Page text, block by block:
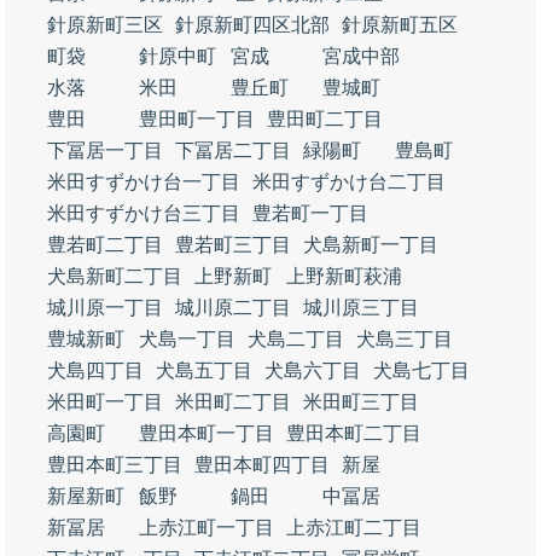
針原新町三区
針原新町四区北部
針原新町五区
町袋
針原中町 宮成
宮成中部
水落
米田 豊丘町
豊城町
豊田
豊田町一丁目
豊田町二丁目
下冨居一丁目
下冨居二丁目 緑陽町
豊島町
米田すずかけ台一丁目
米田すずかけ台二丁目
米田すずかけ台三丁目
豊若町一丁目
豊若町二丁目
豊若町三丁目
犬島新町一丁目
犬島新町二丁目
上野新町
上野新町萩浦
城川原一丁目
城川原二丁目
城川原三丁目
豊城新町
犬島一丁目 犬島二丁目
犬島三丁目
犬島四丁目
犬島五丁目 犬島六丁目
犬島七丁目
米田町一丁目
米田町二丁目
米田町三丁目
高園町
豊田本町一丁目
豊田本町二丁目
豊田本町三丁目
豊田本町四丁目
新屋
新屋新町
飯野 鍋田
中冨居
新冨居
上赤江町一丁目
上赤江町二丁目